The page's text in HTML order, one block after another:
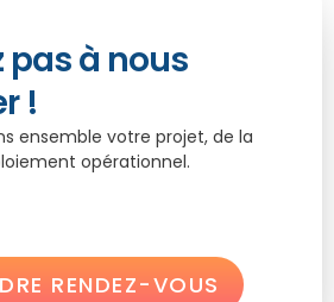
pas à nous
!
ensemble votre projet, de la
opérationnel.
RENDEZ-VOUS